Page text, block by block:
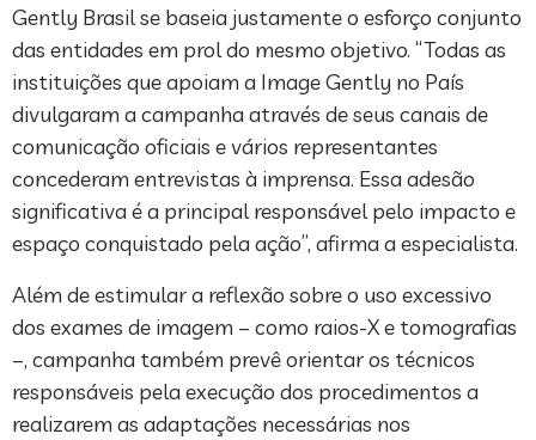
Gently Brasil se baseia justamente o esforço conjunto
das entidades em prol do mesmo objetivo. “Todas as
instituições que apoiam a Image Gently no País
divulgaram a campanha através de seus canais de
comunicação oficiais e vários representantes
concederam entrevistas à imprensa. Essa adesão
significativa é a principal responsável pelo impacto e
espaço conquistado pela ação”, afirma a especialista.
Além de estimular a reflexão sobre o uso excessivo
dos exames de imagem – como raios-X e tomografias
–, campanha também prevê orientar os técnicos
responsáveis pela execução dos procedimentos a
realizarem as adaptações necessárias nos